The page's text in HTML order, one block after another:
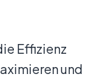
Effizienz
und